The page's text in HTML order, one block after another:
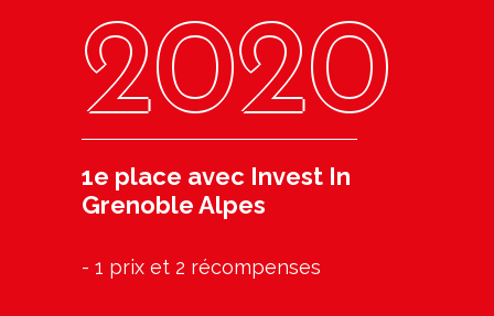
2020
1e place avec Invest In
Grenoble Alpes
- 1 prix et 2 récompenses